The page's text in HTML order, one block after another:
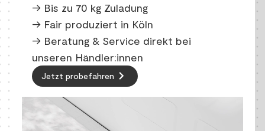
→ Bis zu 70 kg Zuladung
→ Fair produziert in Köln
→ Beratung & Service direkt bei
unseren Händler:innen
Jetzt probefahren keyboard_arrow_right